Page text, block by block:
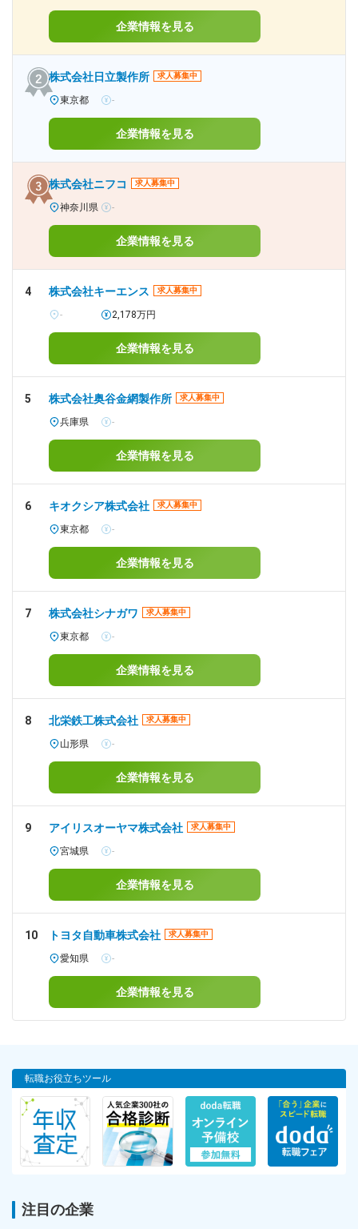
企業情報を見る
株式会社日立製作所 求人募集中
東京都 -
企業情報を見る
株式会社ニフコ 求人募集中
神奈川県 -
企業情報を見る
4 株式会社キーエンス 求人募集中
- 2,178万円
企業情報を見る
5 株式会社奥谷金網製作所 求人募集中
兵庫県 -
企業情報を見る
6 キオクシア株式会社 求人募集中
東京都 -
企業情報を見る
7 株式会社シナガワ 求人募集中
東京都 -
企業情報を見る
8 北栄鉄工株式会社 求人募集中
山形県 -
企業情報を見る
9 アイリスオーヤマ株式会社 求人募集中
宮城県 -
企業情報を見る
10 トヨタ自動車株式会社 求人募集中
愛知県 -
企業情報を見る
転職お役立ちツール
注目の企業